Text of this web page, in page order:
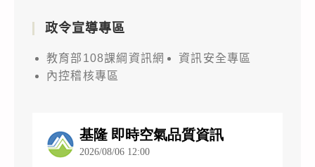
政令宣導專區
教育部108課綱資訊網
資訊安全專區
內控稽核專區